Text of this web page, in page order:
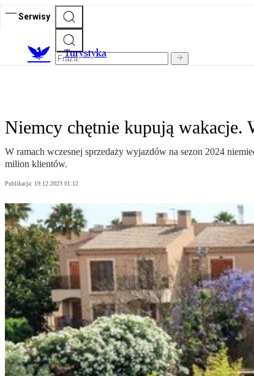
Serwisy
Turystyka
Niemcy chętnie kupują
W ramach wczesnej sprzedaży wyjazdów na sezon 2024
milion klientów.
Publikacja: 19.12.2023 01:12